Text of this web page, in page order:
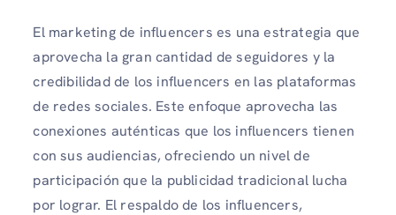
El marketing de influencers es una estrategia que
aprovecha la gran cantidad de seguidores y la
credibilidad de los influencers en las plataformas
de redes sociales. Este enfoque aprovecha las
conexiones auténticas que los influencers tienen
con sus audiencias, ofreciendo un nivel de
participación que la publicidad tradicional lucha
por lograr. El respaldo de los influencers,